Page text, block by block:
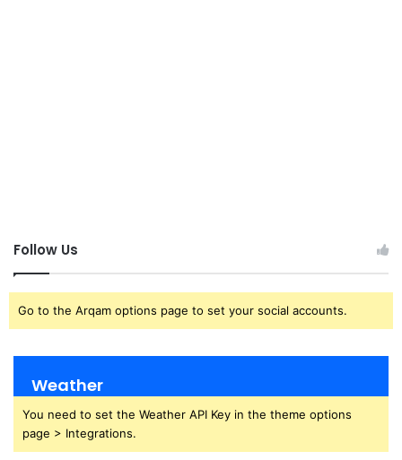
Follow Us
Go to the Arqam options page to set your social accounts.
Weather
You need to set the Weather API Key in the theme options
page > Integrations.